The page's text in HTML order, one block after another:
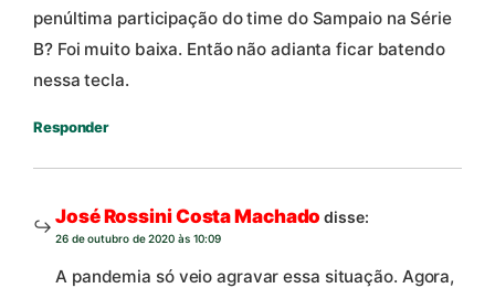
penúltima participação do time do Sampaio na Série
B? Foi muito baixa. Então não adianta ficar batendo
nessa tecla.
Responder
José Rossini Costa Machado disse:
26 de outubro de 2020 às 10:09
A pandemia só veio agravar essa situação. Agora,